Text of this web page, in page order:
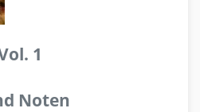
1
Noten